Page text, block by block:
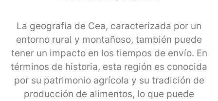
La geografía de Cea, caracterizada por un
entorno rural y montañoso, también puede
tener un impacto en los tiempos de envío. En
términos de historia, esta región es conocida
por su patrimonio agrícola y su tradición de
producción de alimentos, lo que puede